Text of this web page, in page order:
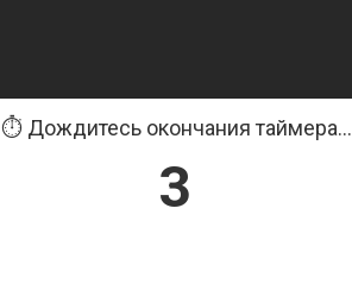
⏱️ Дождитесь окончания таймера...
2